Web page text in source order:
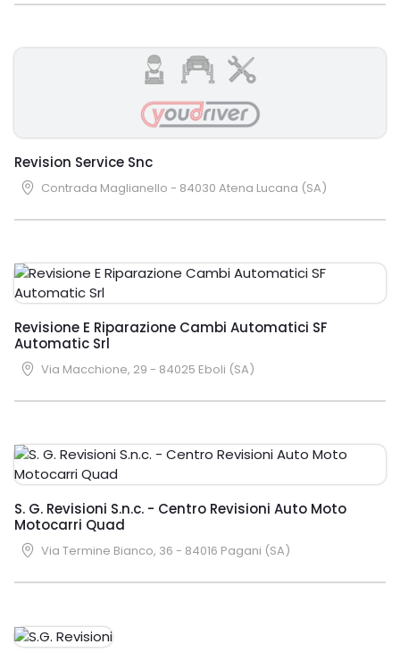
Revision Service Snc
Contrada Maglianello - 84030 Atena Lucana (SA)
Revisione E Riparazione Cambi Automatici SF
Automatic Srl
Via Macchione, 29 - 84025 Eboli (SA)
S. G. Revisioni S.n.c. - Centro Revisioni Auto Moto
Motocarri Quad
Via Termine Bianco, 36 - 84016 Pagani (SA)